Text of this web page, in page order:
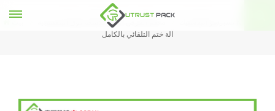
معقم القرص الدوار للأشعة فوق البنفسجية
آلة ختم التلقائي بالكامل